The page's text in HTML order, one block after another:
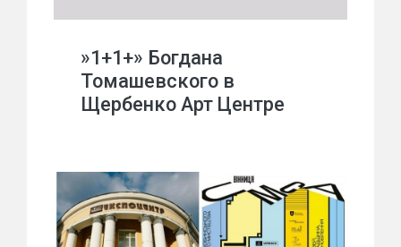
»1+1+» Богдана
Томашевского в
Щербенко Арт Центре